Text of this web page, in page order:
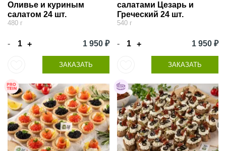
Оливье и куриным
салатом 24 шт.
480 г
- + 1 950 ₽
ЗАКАЗАТЬ
салатами Цезарь и
Греческий 24 шт.
540 г
- + 1 950 ₽
ЗАКАЗАТЬ